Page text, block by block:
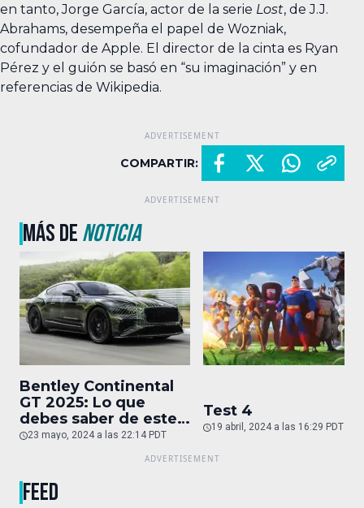
en tanto, Jorge García, actor de la serie Lost, de J.J.
Abrahams, desempeña el papel de Wozniak,
cofundador de Apple. El director de la cinta es Ryan
Pérez y el guión se basó en “su imaginación” y en
referencias de Wikipedia.
COMPARTIR:
MÁS DENOTICIA
Bentley Continental
GT 2025: Lo que
debes saber de este
auto de superlujo
23 mayo, 2024 a las 22:14 PDT
Test 4
19 abril, 2024 a las 16:29 PDT
FEED